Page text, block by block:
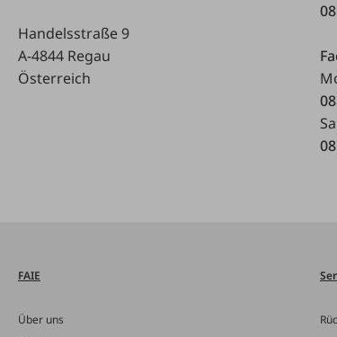
Handelsstraße 9
A-4844 Regau
Österreich
FAIE
Über uns